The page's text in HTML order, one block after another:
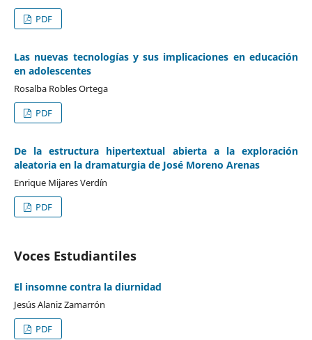
PDF
Las nuevas tecnologías y sus implicaciones en educación
en adolescentes
Rosalba Robles Ortega
PDF
De la estructura hipertextual abierta a la exploración
aleatoria en la dramaturgia de José Moreno Arenas
Enrique Mijares Verdín
PDF
Voces Estudiantiles
El insomne contra la diurnidad
Jesús Alaniz Zamarrón
PDF